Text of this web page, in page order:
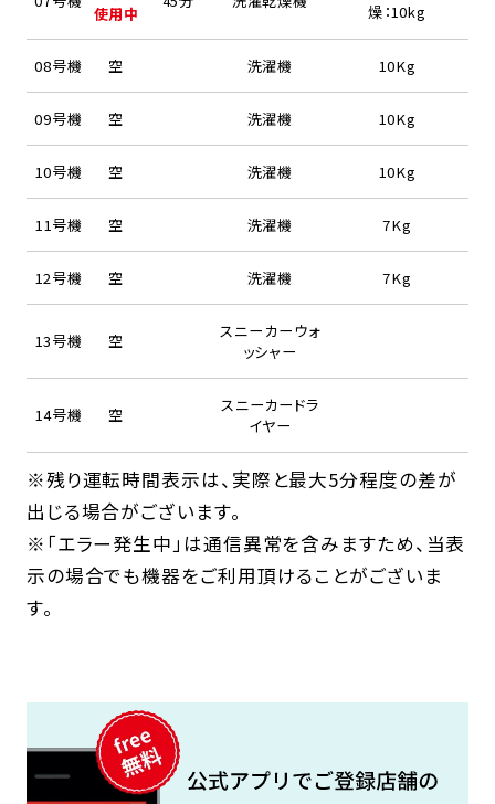
使用中
燥：10kg
08号機 空 洗濯機 10Kg
09号機 空 洗濯機 10Kg
10号機 空 洗濯機 10Kg
11号機 空 洗濯機 7Kg
12号機 空 洗濯機 7Kg
13号機 空
スニーカーウォ
ッシャー
14号機 空
スニーカードラ
イヤー
※残り運転時間表示は、実際と最大5分程度の差が
出じる場合がございます。
※「エラー発生中」は通信異常を含みますため、当表
示の場合でも機器をご利用頂けることがございま
す。